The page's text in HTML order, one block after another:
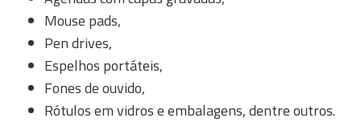
Mouse pads,
Pen drives,
Espelhos portáteis,
Fones de ouvido,
Rótulos em vidros e embalagens, dentre outros.